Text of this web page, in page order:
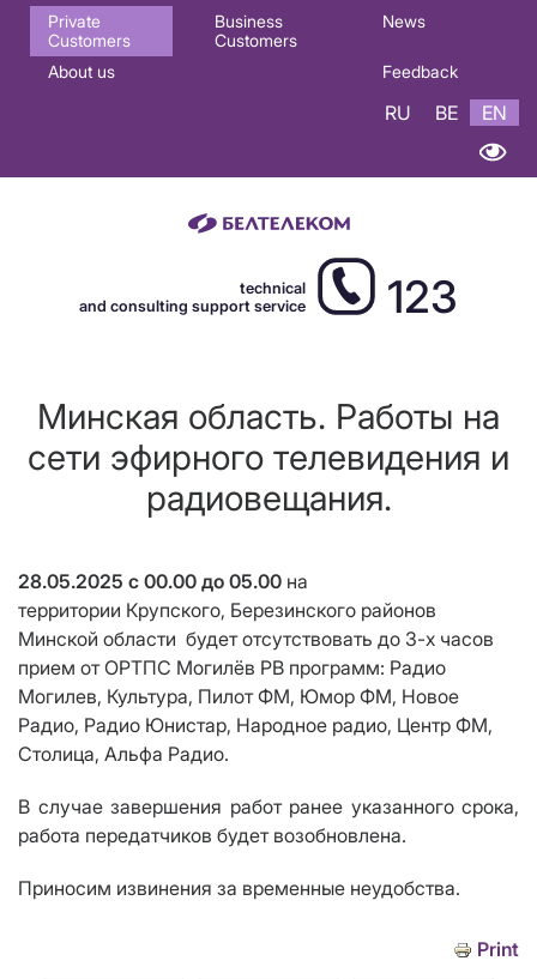
Основная
навигация
Private
Customers
Business
Customers
News
About us Feedback
RU BE EN
technical
and consulting support service
123
Минская область. Работы на
сети эфирного телевидения и
радиовещания.
28.05.2025 с 00.00 до 05.00 на
территории Крупского, Березинского районов
Минской области будет отсутствовать до 3-х часов
прием от ОРТПС Могилёв РВ программ: Радио
Могилев, Культура, Пилот ФМ, Юмор ФМ, Новое
Радио, Радио Юнистар, Народное радио, Центр ФМ,
Столица, Альфа Радио.
В случае завершения работ ранее указанного срока,
работа передатчиков будет возобновлена.
Приносим извинения за временные неудобства.
Print